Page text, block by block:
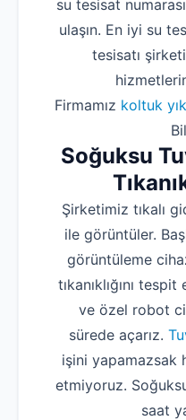
su tesisat
ulaşın. En iyi su
tesisatı
Firmamız koltuk
Soğuksu
Şirketimiz tıkalı
ile görüntüler.
görüntüleme
tıkanıklığını
ve özel robot
sürede açarız.
işini yapamazsak
etmiyoruz.
saat